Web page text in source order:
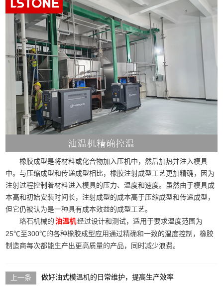
橡胶成型是将材料或化合物加入压机中，然后加热并注入模具
中。与压缩成型和传递成型相比，橡胶注射成型工艺更加精确，因为
注射过程控制着材料进入模具的压力、温度和速度。虽然由于模具成
本高和初始安装时间长，注射成型的成本高于压缩成型和传递成型，
但它仍被认为是一种具有成本效益的成型工艺。
珞石机械的 油温机经过设计和测试，适用于要求温度范围为
25℃至300℃的各种橡胶成型应用通过精确和一致的温度控制，橡胶
制造商每次都能生产出更高质量的产品，同时减少浪费。
做好油式模温机的日常维护，提高生产效率